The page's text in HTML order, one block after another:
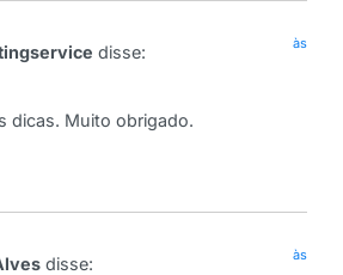
disse: às
dicas. Muito obrigado.
disse: às